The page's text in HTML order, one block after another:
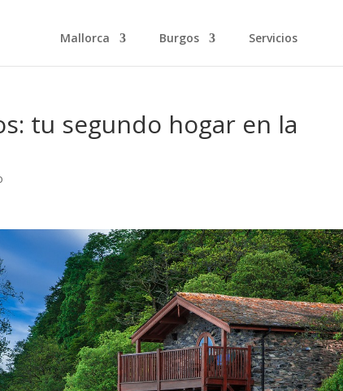
Mallorca Burgos Servicios
tu segundo hogar en la